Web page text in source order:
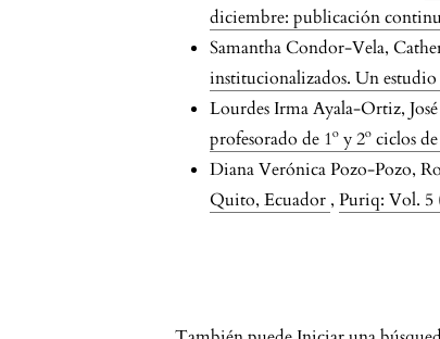
diciembre: publicación
Samantha Condor-Vela,
institucionalizados. Un
Lourdes Irma Ayala-Ortiz,
profesorado de 1º y 2º ciclos
Diana Verónica Pozo-Pozo,
Quito, Ecuador ,Puriq: Vol. 5